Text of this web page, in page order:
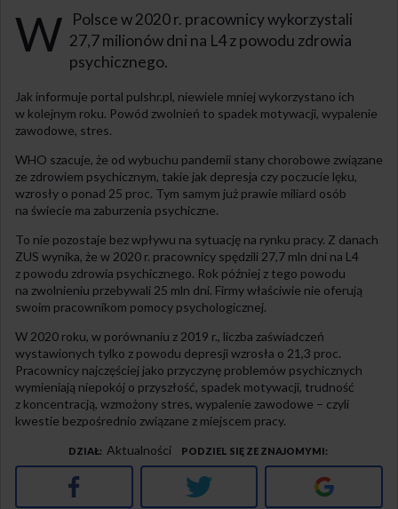
W
Polsce w 2020 r. pracownicy wykorzystali
27,7 milionów dni na L4 z powodu zdrowia
psychicznego.
Jak informuje portal pulshr.pl, niewiele mniej wykorzystano ich
w kolejnym roku. Powód zwolnień to spadek motywacji, wypalenie
zawodowe, stres.
WHO szacuje, że od wybuchu pandemii stany chorobowe związane
ze zdrowiem psychicznym, takie jak depresja czy poczucie lęku,
wzrosły o ponad 25 proc. Tym samym już prawie miliard osób
na świecie ma zaburzenia psychiczne.
To nie pozostaje bez wpływu na sytuację na rynku pracy. Z danach
ZUS wynika, że w 2020 r. pracownicy spędzili 27,7 mln dni na L4
z powodu zdrowia psychicznego. Rok później z tego powodu
na zwolnieniu przebywali 25 mln dni. Firmy właściwie nie oferują
swoim pracownikom pomocy psychologicznej.
W 2020 roku, w porównaniu z 2019 r., liczba zaświadczeń
wystawionych tylko z powodu depresji wzrosła o 21,3 proc.
Pracownicy najczęściej jako przyczynę problemów psychicznych
wymieniają niepokój o przyszłość, spadek motywacji, trudność
z koncentracją, wzmożony stres, wypalenie zawodowe – czyli
kwestie bezpośrednio związane z miejscem pracy.
DZIAŁ Aktualności PODZIEL SIĘ ZE ZNAJOMYMI
Facebook Twitter Google+